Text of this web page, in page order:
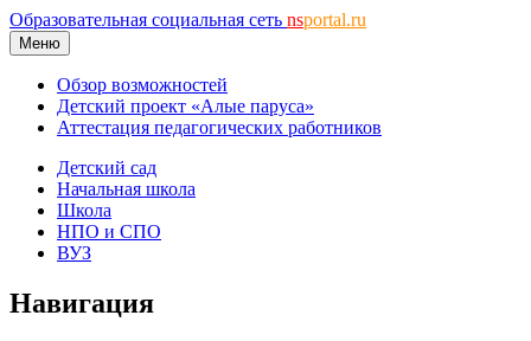
Образовательная социальная сеть nsportal.ru
Меню
Обзор возможностей
Детский проект «Алые паруса»
Аттестация педагогических работников
Детский сад
Начальная школа
Школа
НПО и СПО
ВУЗ
Навигация